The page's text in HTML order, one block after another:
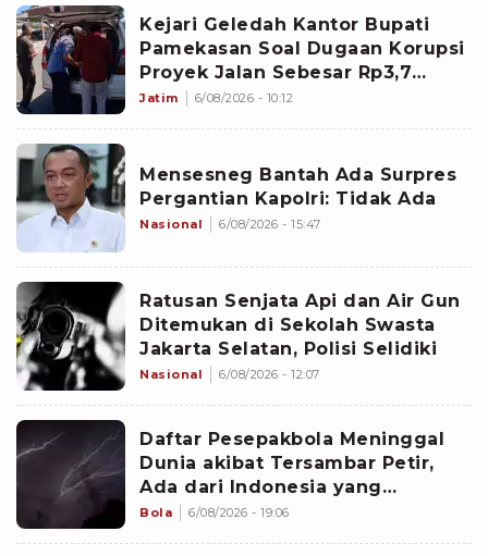
Kejari Geledah Kantor Bupati
Pamekasan Soal Dugaan Korupsi
Proyek Jalan Sebesar Rp3,7
Milliar
Jatim 6/08/2026 - 10:12
Mensesneg Bantah Ada Surpres
Pergantian Kapolri: Tidak Ada
Nasional 6/08/2026 - 15:47
Ratusan Senjata Api dan Air Gun
Ditemukan di Sekolah Swasta
Jakarta Selatan, Polisi Selidiki
Nasional 6/08/2026 - 12:07
Daftar Pesepakbola Meninggal
Dunia akibat Tersambar Petir,
Ada dari Indonesia yang
Namanya sudah Tersohor
Bola 6/08/2026 - 19:06